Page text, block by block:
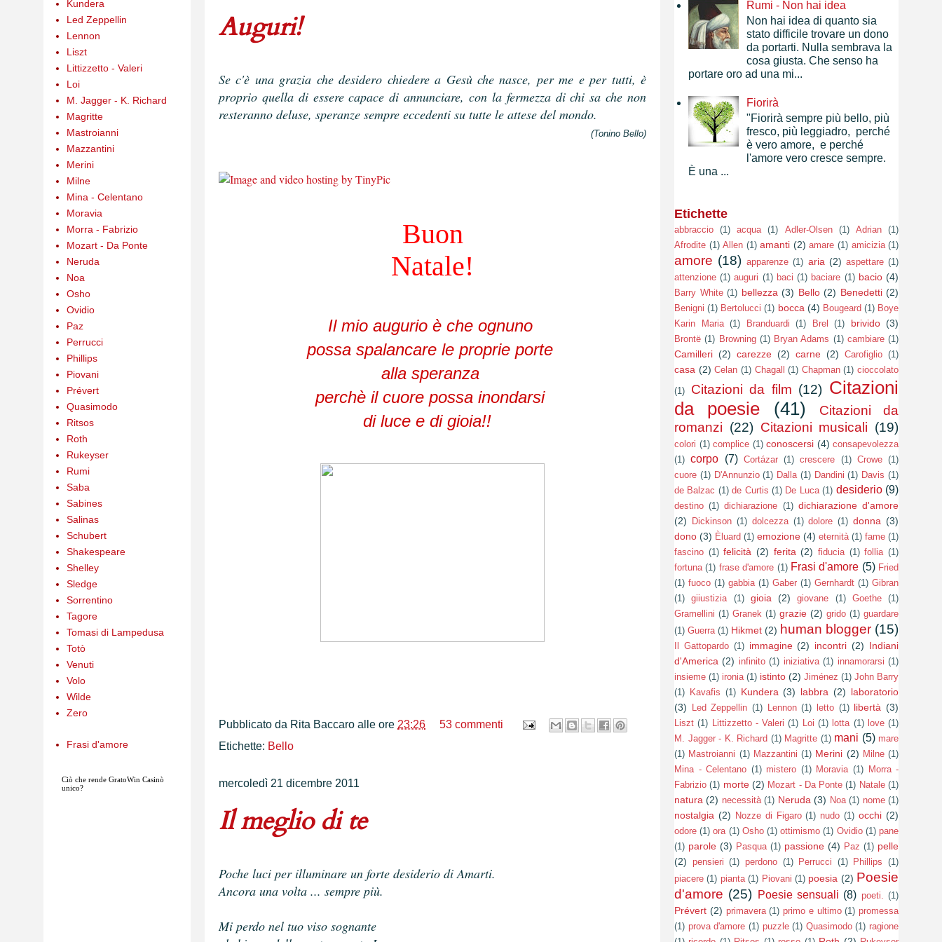
Auguri!
Se c'è una grazia che desidero chiedere a Gesù che nasce, per me e per tutti, è
proprio quella di essere capace di annunciare, con la fermezza di chi sa che non
resteranno deluse, speranze sempre eccedenti su tutte le attese del mondo.
(Tonino Bello)
Buon
Natale!
Il mio augurio è che ognuno
possa spalancare le proprie porte
alla speranza
perchè il cuore possa inondarsi
di luce e di gioia!!
Pubblicato da Rita Baccaro alle ore 23:26
53 commenti
Etichette: Bello
mercoledì 21 dicembre 2011
Il meglio di te
Poche luci per illuminare un forte desiderio di Amarti.
Ancora una volta ... sempre più.
Mi perdo nel tuo viso sognante
Kundera
Led Zeppellin
Lennon
Liszt
Littizzetto - Valeri
Loi
M. Jagger - K. Richard
Magritte
Mastroianni
Mazzantini
Merini
Milne
Mina - Celentano
Moravia
Morra - Fabrizio
Mozart - Da Ponte
Neruda
Noa
Osho
Ovidio
Paz
Perrucci
Phillips
Piovani
Prévert
Quasimodo
Ritsos
Roth
Rukeyser
Rumi
Saba
Sabines
Salinas
Schubert
Shakespeare
Shelley
Sledge
Sorrentino
Tagore
Tomasi di Lampedusa
Totò
Venuti
Volo
Wilde
Zero
Frasi d'amore
Ciò che rende GratoWin Casinò
unico?
Rumi - Non hai idea
Non hai idea di quanto sia
stato difficile trovare un dono
da portarti. Nulla sembrava la
cosa giusta. Che senso ha
portare oro ad una mi...
Fiorirà
"Fiorirà sempre più bello, più
fresco, più leggiadro, perché
è vero amore, e perché
l'amore vero cresce sempre.
È una ...
Etichette
abbraccio (1) acqua (1) Adler-Olsen (1) Adrian
(1)
Afrodite (1) Allen (1) amanti (2) amare (1) amicizia (1)
amore (18) apparenze (1) aria (2) aspettare (1)
attenzione (1) auguri (1) baci (1) baciare (1) bacio (4)
Barry White (1) bellezza (3) Bello (2) Benedetti (2)
Benigni (1) Bertolucci (1) bocca (4) Bougeard (1) Boye
Karin Maria (1) Branduardi (1) Brel (1) brivido (3)
Brontë (1) Browning (1) Bryan Adams (1) cambiare (1)
Camilleri (2) carezze (2) carne (2) Carofiglio (1)
casa (2) Celan (1) Chagall (1) Chapman (1) cioccolato
(1)
Citazioni da film (12) Citazioni
da poesie
(41)
Citazioni da
romanzi (22) Citazioni musicali (19)
colori (1) complice (1) conoscersi (4) consapevolezza
(1) corpo (7) Cortázar (1) crescere (1) Crowe (1)
cuore (1) D'Annunzio (1) Dalla (1) Dandini (1) Davis (1)
de Balzac (1) de Curtis (1) De Luca (1) desiderio (9)
destino (1) dichiarazione (1) dichiarazione d'amore
(2)
Dickinson (1) dolcezza (1) dolore (1) donna (3)
dono (3) Èluard (1) emozione (4) eternità (1) fame (1)
fascino (1) felicità (2) ferita (2) fiducia (1) follia (1)
fortuna (1) frase d'amore (1) Frasi d'amore (5) Fried
(1) fuoco (1) gabbia (1) Gaber (1) Gernhardt (1) Gibran
(1)
giiustizia (1) gioia (2) giovane (1) Goethe
(1)
Gramellini (1) Granek (1) grazie (2) grido (1) guardare
(1) Guerra (1) Hikmet (2) human blogger (15)
Il Gattopardo (1) immagine (2) incontri (2) Indiani
d'America (2) infinito (1) iniziativa (1) innamorarsi (1)
insieme (1) ironia (1) istinto (2) Jiménez (1) John Barry
(1) Kavafis (1) Kundera (3) labbra (2) laboratorio
(3)
Led Zeppellin (1) Lennon (1) letto (1) libertà (3)
Liszt (1) Littizzetto - Valeri (1) Loi (1) lotta (1) love (1)
M. Jagger - K. Richard (1) Magritte (1) mani (5) mare
(1) Mastroianni (1) Mazzantini (1) Merini (2) Milne (1)
Mina - Celentano (1) mistero (1) Moravia (1)
Morra -
Fabrizio (1) morte (2) Mozart - Da Ponte (1) Natale (1)
natura (2) necessità (1) Neruda (3) Noa (1) nome (1)
nostalgia (2) Nozze di Figaro (1) nudo (1) occhi (2)
odore (1) ora (1) Osho (1) ottimismo (1) Ovidio (1) pane
(1) parole (3) Pasqua (1) passione (4) Paz (1) pelle
(2) pensieri (1) perdono (1) Perrucci (1) Phillips (1)
piacere (1) pianta (1) Piovani (1) poesia (2) Poesie
d'amore (25) Poesie sensuali (8) poeti. (1)
Prévert (2) primavera (1) primo e ultimo (1) promessa
(1) prova d'amore (1) puzzle (1) Quasimodo (1) ragione